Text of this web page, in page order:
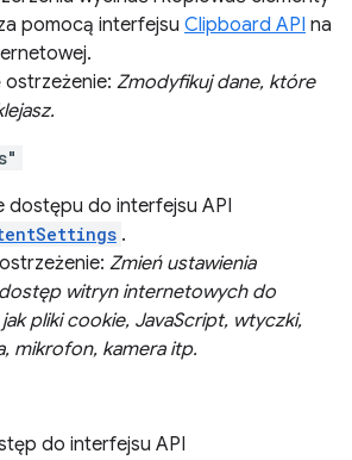
pomocą interfejsu Clipboard API na
ostrzeżenie: Zmodyfikuj dane, które
dostępu do interfejsu API
.
Zmień ustawienia
witryn internetowych do
pliki cookie, JavaScript, wtyczki,
mikrofon, kamera itp.
do interfejsu API